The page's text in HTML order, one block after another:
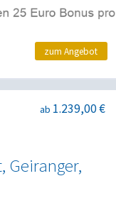
zum Angebot
Geiranger,
ab 1.239,00 €